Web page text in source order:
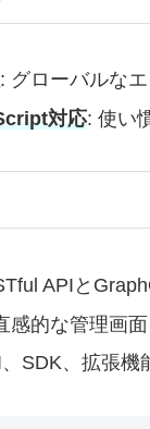
: グローバルな
対応: 使い
APIと
感的な管理画面
SDK、拡張機